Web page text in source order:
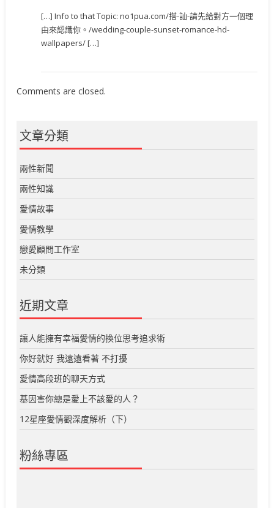
[…] Info to that Topic: no1pua.com/搭-訕-請先給對方一個理
由來認識你。/wedding-couple-sunset-romance-hd-
wallpapers/ […]
Comments are closed.
文章分類
兩性新聞
兩性知識
愛情故事
愛情教學
戀愛顧問工作室
未分類
近期文章
讓人能擁有幸福愛情的換位思考追求術
你好就好 我遠遠看著 不打擾
愛情高段班的聊天方式
基因害你總是愛上不該愛的人？
12星座愛情觀深度解析（下）
粉絲專區